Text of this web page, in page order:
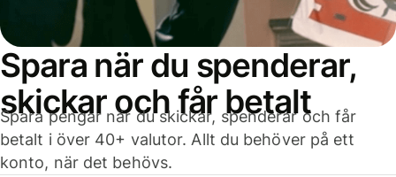
Spara när du spenderar,
skickar och får betalt
Spara pengar när du skickar, spenderar och får
betalt i över 40+ valutor. Allt du behöver på ett
konto, när det behövs.